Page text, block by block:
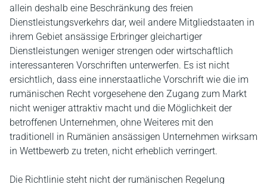
allein deshalb eine Beschränkung des freien
Dienstleistungsverkehrs dar, weil andere Mitgliedstaaten in
ihrem Gebiet ansässige Erbringer gleichartiger
Dienstleistungen weniger strengen oder wirtschaftlich
interessanteren Vorschriften unterwerfen. Es ist nicht
ersichtlich, dass eine innerstaatliche Vorschrift wie die im
rumänischen Recht vorgesehene den Zugang zum Markt
nicht weniger attraktiv macht und die Möglichkeit der
betroffenen Unternehmen, ohne Weiteres mit den
traditionell in Rumänien ansässigen Unternehmen wirksam
in Wettbewerb zu treten, nicht erheblich verringert.
Die Richtlinie steht nicht der rumänischen Regelung